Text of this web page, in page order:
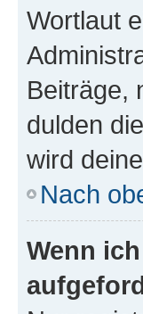
Wortlaut
Beiträge,
dulden
wird
Nach
Wenn